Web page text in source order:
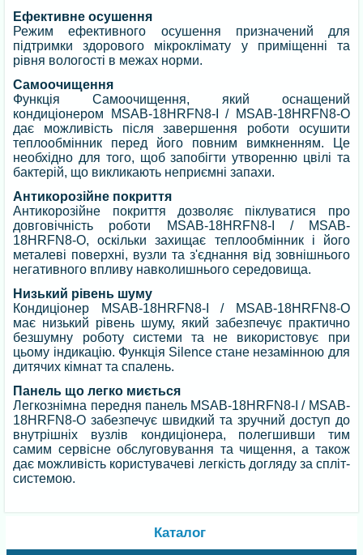
Ефективне осушення
Режим ефективного осушення призначений для
підтримки здорового мікроклімату у приміщенні та
рівня вологості в межах норми.
Самоочищення
Функція Самоочищення, який оснащений
кондиціонером MSAB-18HRFN8-I / MSAB-18HRFN8-O
дає можливість після завершення роботи осушити
теплообмінник перед його повним вимкненням. Це
необхідно для того, щоб запобігти утворенню цвілі та
бактерій, що викликають неприємні запахи.
Антикорозійне покриття
Антикорозійне покриття дозволяє піклуватися про
довговічність роботи MSAB-18HRFN8-I / MSAB-
18HRFN8-O, оскільки захищає теплообмінник і його
металеві поверхні, вузли та з'єднання від зовнішнього
негативного впливу навколишнього середовища.
Низький рівень шуму
Кондиціонер MSAB-18HRFN8-I / MSAB-18HRFN8-O
має низький рівень шуму, який забезпечує практично
безшумну роботу системи та не використовує при
цьому індикацію. Функція Silence стане незамінною для
дитячих кімнат та спалень.
Панель що легко миється
Легкознімна передня панель MSAB-18HRFN8-I / MSAB-
18HRFN8-O забезпечує швидкий та зручний доступ до
внутрішніх вузлів кондиціонера, полегшивши тим
самим сервісне обслуговування та чищення, а також
дає можливість користувачеві легкість догляду за спліт-
системою.
Каталог